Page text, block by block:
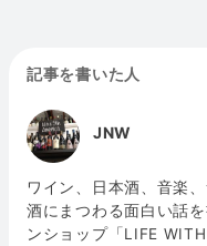
記事を書いた人
JNW
ワイン、日本酒、音楽
酒にまつわる面白い話
ンショップ「LIFE